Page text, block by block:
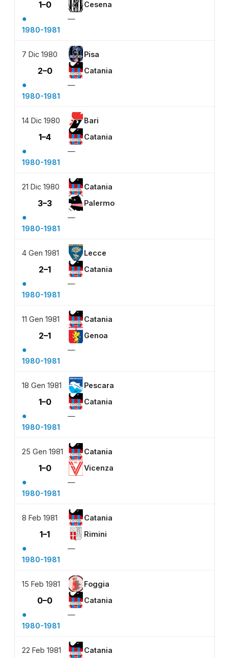
1–0 Cesena
●
—
1980-1981
7 Dic 1980 Pisa
2–0 Catania
●
—
1980-1981
14 Dic 1980 Bari
1–4 Catania
●
—
1980-1981
21 Dic 1980 Catania
3–3 Palermo
●
—
1980-1981
4 Gen 1981 Lecce
2–1 Catania
●
—
1980-1981
11 Gen 1981 Catania
2–1 Genoa
●
—
1980-1981
18 Gen 1981 Pescara
1–0 Catania
●
—
1980-1981
25 Gen 1981 Catania
1–0 Vicenza
●
—
1980-1981
8 Feb 1981 Catania
1–1 Rimini
●
—
1980-1981
15 Feb 1981 Foggia
0–0 Catania
●
—
1980-1981
22 Feb 1981 Catania